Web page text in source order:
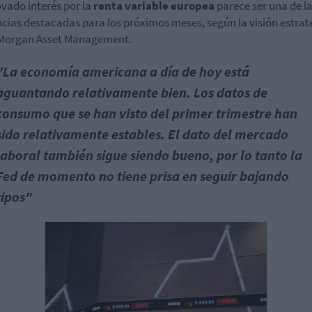
interés por la renta variable europea parece ser una de
destacadas para los próximos meses, según la visión
Asset Management.
economía americana a día de hoy está
relativamente bien. Los datos de
que se han visto del primer trimestre han
relativamente estables. El dato del mercado
también sigue siendo bueno, por lo tanto la
de momento no tiene prisa en seguir bajando